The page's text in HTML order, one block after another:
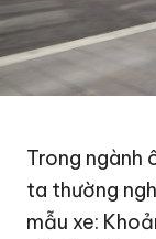
Trong ngành
ta thường
mẫu xe: